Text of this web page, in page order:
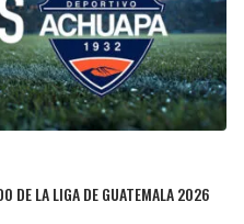
DE LA LIGA DE GUATEMALA 2026